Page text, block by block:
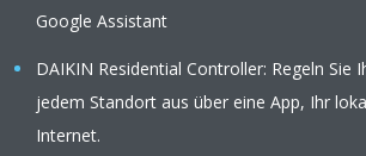
Google Assistant
DAIKIN Residential Controller: Regeln Sie
jedem Standort aus über eine App, Ihr
Internet.